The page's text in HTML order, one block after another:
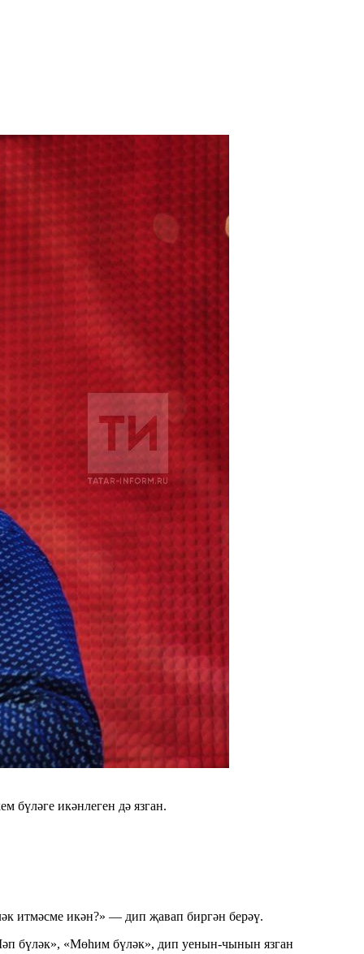
бүләге икәнлеген дә язган.
итмәсме икән?» — дип җавап биргән берәү.
бүләк», «Мөһим бүләк», дип уенын-чынын язган